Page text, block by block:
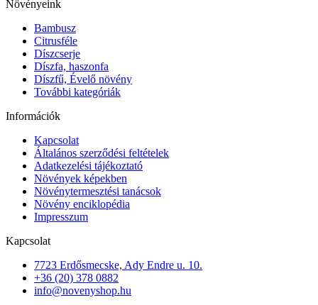
Növényeink
Bambusz
Citrusféle
Díszcserje
Díszfa, haszonfa
Díszfű, Évelő növény
További kategóriák
Információk
Kapcsolat
Általános szerződési feltételek
Adatkezelési tájékoztató
Növények képekben
Növénytermesztési tanácsok
Növény enciklopédia
Impresszum
Kapcsolat
7723 Erdősmecske, Ady Endre u. 10.
+36 (20) 378 0882
info@novenyshop.hu